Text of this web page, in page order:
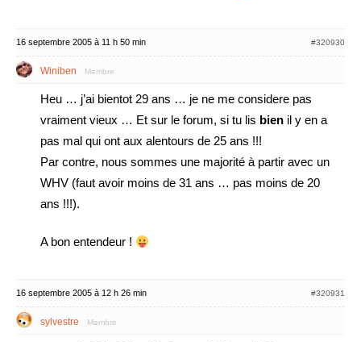
16 septembre 2005 à 11 h 50 min #320930
Winiben Membre
Heu … j’ai bientot 29 ans … je ne me considere pas
vraiment vieux … Et sur le forum, si tu lis bien il y en a
pas mal qui ont aux alentours de 25 ans !!!
Par contre, nous sommes une majorité à partir avec un
WHV (faut avoir moins de 31 ans … pas moins de 20
ans !!!).
A bon entendeur !
16 septembre 2005 à 12 h 26 min #320931
sylvestre Membre